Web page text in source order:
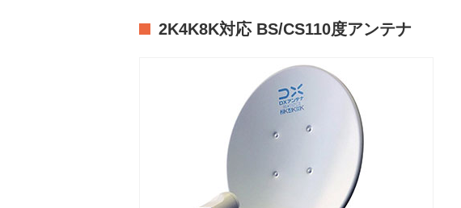
2K4K8K対応 BS/CS110度アンテナ